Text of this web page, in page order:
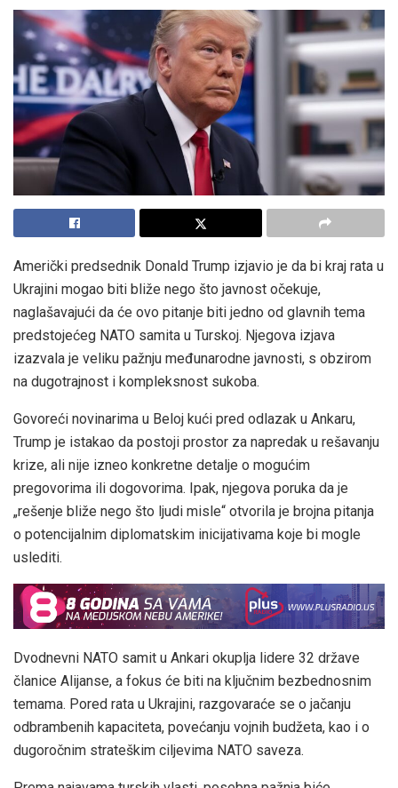
Američki predsednik Donald Trump izjavio je da bi kraj rata u
Ukrajini mogao biti bliže nego što javnost očekuje,
naglašavajući da će ovo pitanje biti jedno od glavnih tema
predstojećeg NATO samita u Turskoj. Njegova izjava
izazvala je veliku pažnju međunarodne javnosti, s obzirom
na dugotrajnost i kompleksnost sukoba.
Govoreći novinarima u Beloj kući pred odlazak u Ankaru,
Trump je istakao da postoji prostor za napredak u rešavanju
krize, ali nije izneo konkretne detalje o mogućim
pregovorima ili dogovorima. Ipak, njegova poruka da je
„rešenje bliže nego što ljudi misle“ otvorila je brojna pitanja
o potencijalnim diplomatskim inicijativama koje bi mogle
uslediti.
Dvodnevni NATO samit u Ankari okuplja lidere 32 države
članice Alijanse, a fokus će biti na ključnim bezbednosnim
temama. Pored rata u Ukrajini, razgovaraće se o jačanju
odbrambenih kapaciteta, povećanju vojnih budžeta, kao i o
dugoročnim strateškim ciljevima NATO saveza.